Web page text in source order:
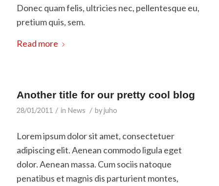
Donec quam felis, ultricies nec, pellentesque eu,
pretium quis, sem.
Read more
Another title for our pretty cool blog
28/01/2011 / in News / byjuho
Lorem ipsum dolor sit amet, consectetuer
adipiscing elit. Aenean commodo ligula eget
dolor. Aenean massa. Cum sociis natoque
penatibus et magnis dis parturient montes,